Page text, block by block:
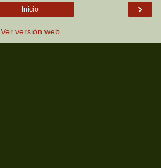
›
Inicio
Ver versión web